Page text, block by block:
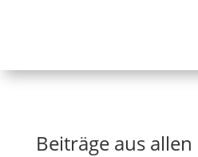
Beiträge aus